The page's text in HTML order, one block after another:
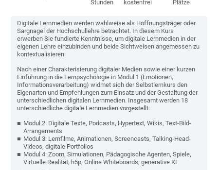
Stunden
kostenfrei
Plätze
Digitale Lernmedien werden wahlweise als Hoffnungsträger oder
Sargnagel der Hochschullehre betrachtet. In diesem Kurs
erwerben Sie fundierte Kenntnisse, um digitale Lernmedien in der
eigenen Lehre einzubinden und beide Sichtweisen angemessen zu
kontextualisieren.
Nach einer Charakterisierung digitaler Medien sowie einer kurzen
Einführung in die Lernpsychologie in Modul 1 (Emotionen,
Informationsverarbeitung) widmet sich der Selbstlernkurs den
Eigenarten und Empfehlungen zum Einsatz und der Gestaltung der
unterschiedlichen digitalen Lernmedien. Insgesamt werden 18
unterschiedliche digitale Lernmedien vorgestellt:
Modul 2: Digitale Texte, Podcasts, Hypertext, Wikis, Text-Bild-
Arrangements
Modul 3: Lernfilme, Animationen, Screencasts, Talking-Head-
Videos, digitale Portfolios
Modul 4: Zoom, Simulationen, Pädagogische Agenten, Spiele,
Virtuelle Realität, h5p, Online Whiteboards, generative KI